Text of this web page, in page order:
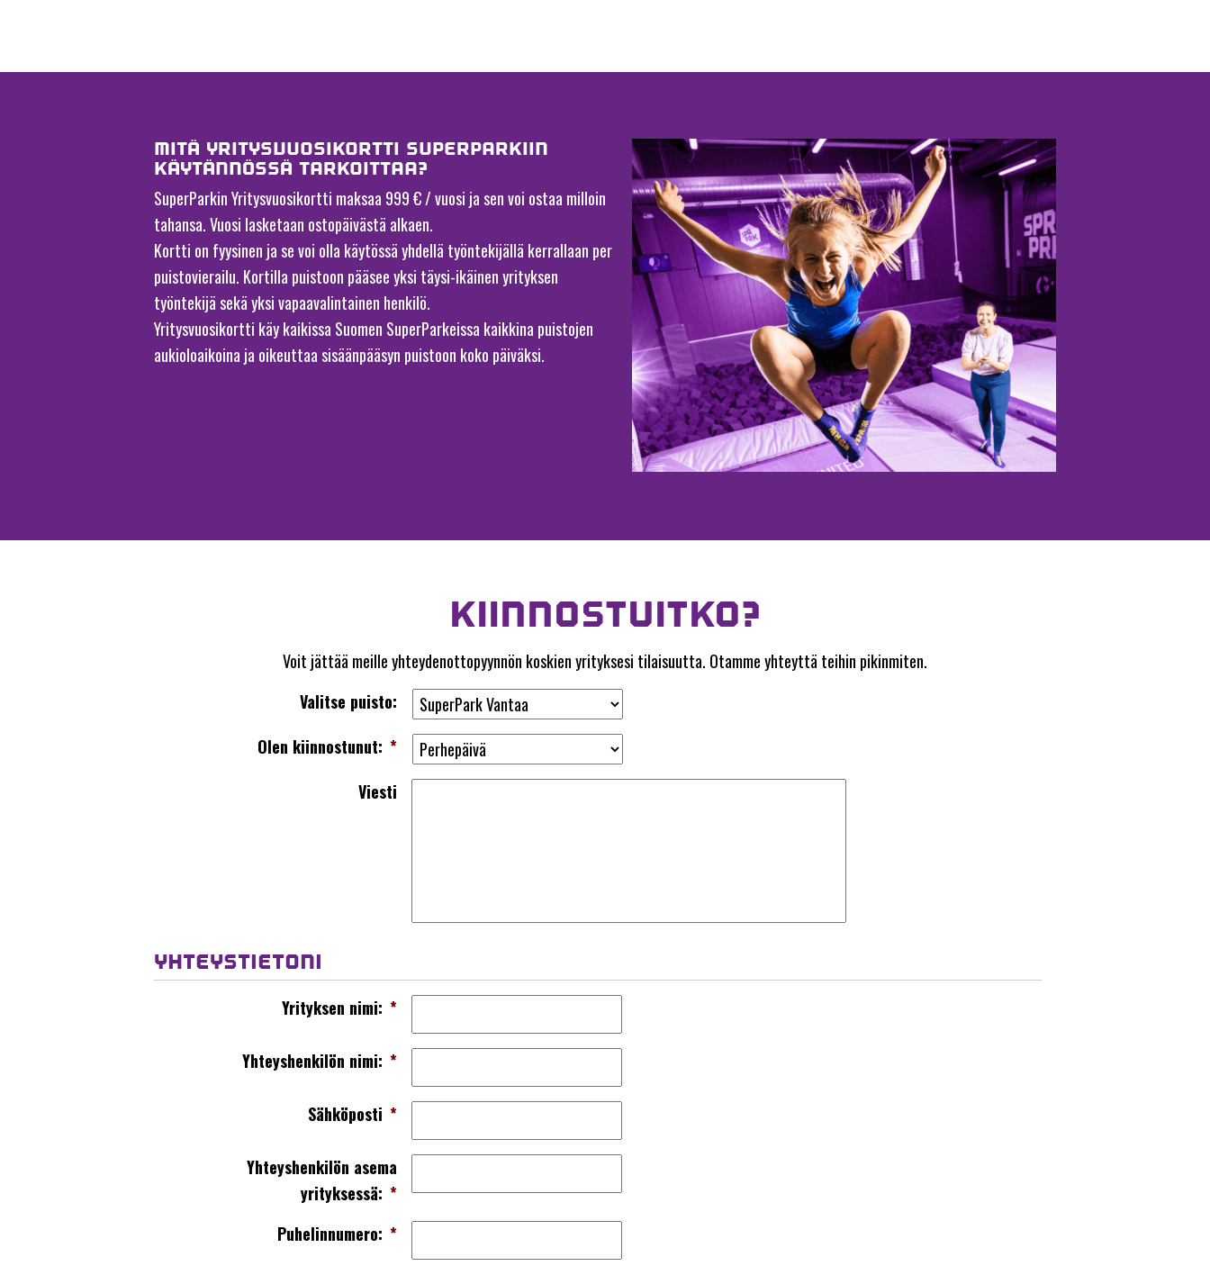
MITÄ YRITYSVUOSIKORTTI SUPERPARKIIN
KÄYTÄNNÖSSÄ TARKOITTAA?
SuperParkin Yritysvuosikortti maksaa 999 € / vuosi ja sen voi ostaa milloin
tahansa. Vuosi lasketaan ostopäivästä alkaen.
Kortti on fyysinen ja se voi olla käytössä yhdellä työntekijällä kerrallaan per
puistovierailu. Kortilla puistoon pääsee yksi täysi-ikäinen yrityksen
työntekijä sekä yksi vapaavalintainen henkilö.
Yritysvuosikortti käy kaikissa Suomen SuperParkeissa kaikkina puistojen
aukioloaikoina ja oikeuttaa sisäänpääsyn puistoon koko päiväksi.
KIINNOSTUITKO?
Voit jättää meille yhteydenottopyynnön koskien yrityksesi tilaisuutta. Otamme yhteyttä teihin pikinmiten.
Valitse puisto:
Olen kiinnostunut: *
Viesti
YHTEYSTIETONI
Yrityksen nimi: *
Yhteyshenkilön nimi: *
Sähköposti *
Yhteyshenkilön asema
yrityksessä: *
Puhelinnumero: *